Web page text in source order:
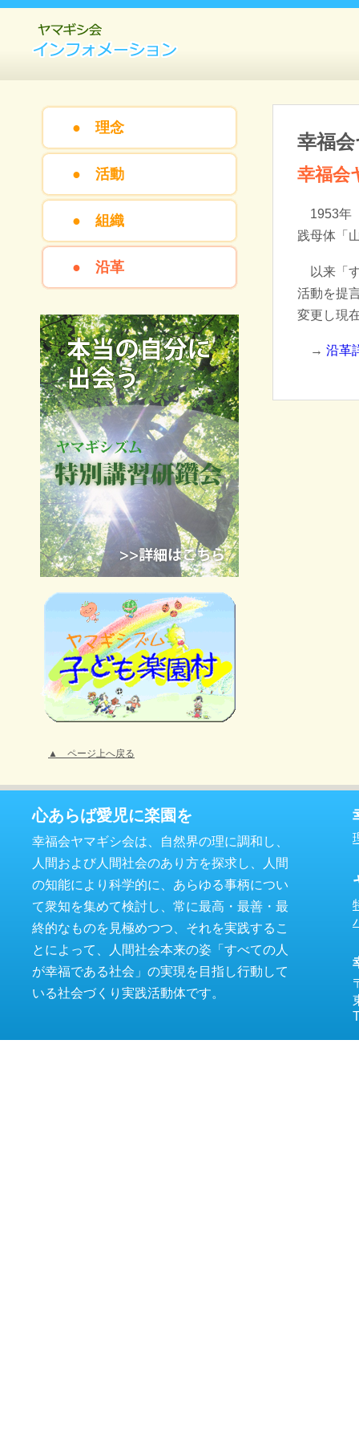
ヤマギシ会インフォメーショ
幸福
幸福会
1953年
践母体「
以来「
活動を提
変更し現
→ 沿革
● 理念
● 活動
● 組織
● 沿革
▲ ページ上へ戻る
心あらば愛児に楽園を
幸福会ヤマギシ会は、自然界の理に調和し、
人間および人間社会のあり方を探求し、人間
の知能により科学的に、あらゆる事柄につい
て衆知を集めて検討し、常に最高・最善・最
終的なものを見極めつつ、それを実践するこ
とによって、人間社会本来の姿「すべての人
が幸福である社会」の実現を目指し行動して
いる社会づくり実践活動体です。